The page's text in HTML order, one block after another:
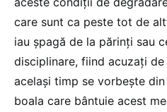
care sunt ca peste tot de
iau șpagă de la părinți sau
disciplinare, fiind acuzați
același timp se vorbește
boala care bântuie acest